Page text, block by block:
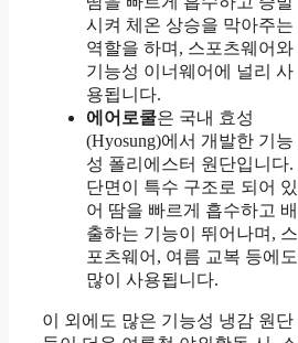
시켜 체온 상승을 막아주는
역할을 하며, 스포츠웨어와
기능성 이너웨어에 널리 사
용됩니다.
에어로쿨은 국내 효성
(Hyosung)에서 개발한 기능
성 폴리에스터 원단입니다.
단면이 특수 구조로 되어 있
어 땀을 빠르게 흡수하고 배
출하는 기능이 뛰어나며, 스
포츠웨어, 여름 교복 등에도
많이 사용됩니다.
이 외에도 많은 기능성 냉감 원단